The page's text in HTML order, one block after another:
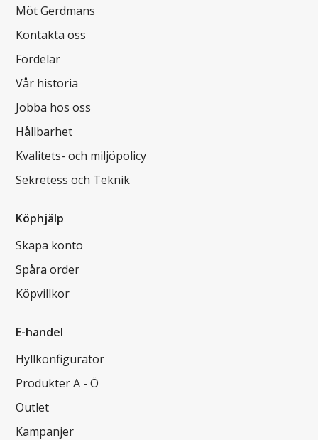
Möt Gerdmans
Kontakta oss
Fördelar
Vår historia
Jobba hos oss
Hållbarhet
Kvalitets- och miljöpolicy
Sekretess och Teknik
Köphjälp
Skapa konto
Spåra order
Köpvillkor
E-handel
Hyllkonfigurator
Produkter A - Ö
Outlet
Kampanjer